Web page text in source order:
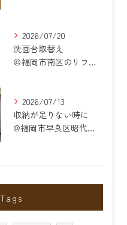
2026/07/20
洗面台取替え
＠福岡市南区のリフォーム
2026/07/13
収納が足りない時に
@福岡市早良区昭代のリフォーム
Tags